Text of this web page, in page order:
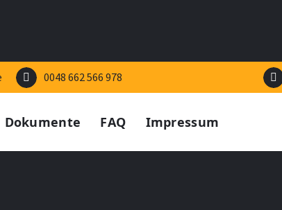
0048 662 566 978
Dokumente FAQ Impressum